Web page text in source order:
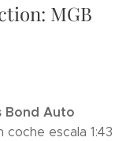
MGB
Bond Auto
coche escala 1:43